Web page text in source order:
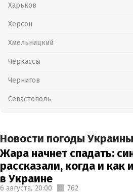
Харьков
Херсон
Хмельницкий
Черкассы
Чернигов
Севастополь
Новости погоды
Жара начнет спадать:
рассказали, когда и как
в Украине
6 августа, 20:00 762